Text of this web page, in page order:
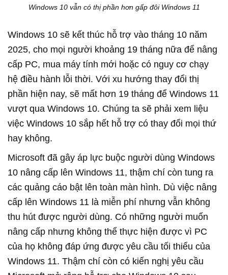
Windows 10 vẫn có thị phần hơn gấp đôi Windows 11
Windows 10 sẽ kết thúc hỗ trợ vào tháng 10 năm
2025, cho mọi người khoảng 19 tháng nữa để nâng
cấp PC, mua máy tính mới hoặc có nguy cơ chạy
hệ điều hành lỗi thời. Với xu hướng thay đổi thị
phần hiện nay, sẽ mất hơn 19 tháng để Windows 11
vượt qua Windows 10. Chúng ta sẽ phải xem liệu
việc Windows 10 sắp hết hỗ trợ có thay đổi mọi thứ
hay không.
Microsoft đã gây áp lực buộc người dùng Windows
10 nâng cấp lên Windows 11, thậm chí còn tung ra
các quảng cáo bật lên toàn màn hình. Dù việc nâng
cấp lên Windows 11 là miễn phí nhưng vẫn không
thu hút được người dùng. Có những người muốn
nâng cấp nhưng không thể thực hiện được vì PC
của họ không đáp ứng được yêu cầu tối thiểu của
Windows 11. Thậm chí còn có kiến nghị yêu cầu